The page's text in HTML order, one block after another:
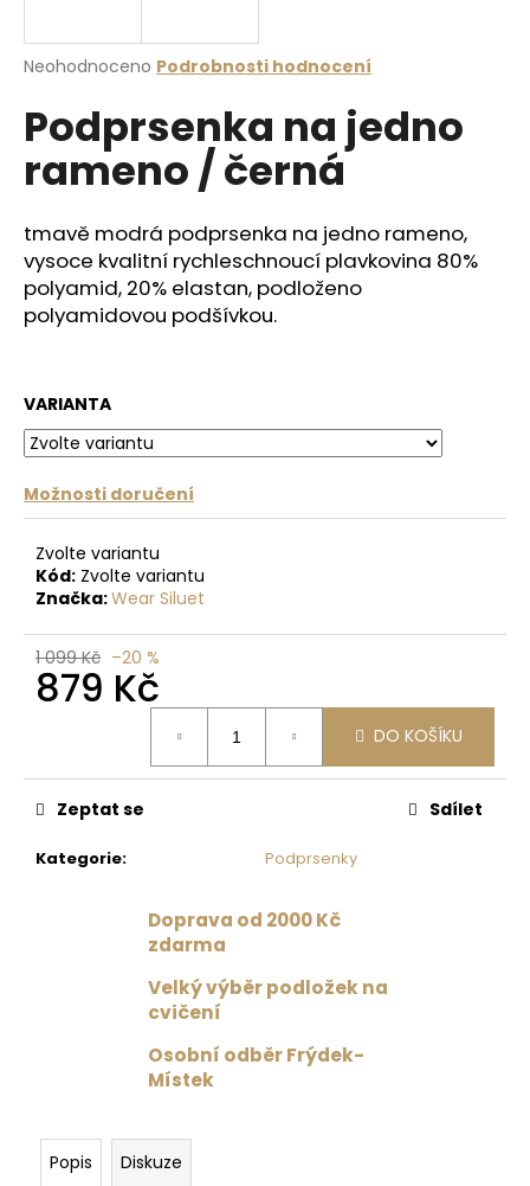
Průměrné
produktu
je
hvězdiček.
Neohodnoceno Podrobnosti hodnocení
Podprsenka na jedno
rameno / černá
tmavě modrá podprsenka na jedno rameno,
vysoce kvalitní rychleschnoucí plavkovina 80%
polyamid, 20% elastan, podloženo
polyamidovou podšívkou.
VARIANTA
Možnosti doručení
Zvolte variantu
Kód: Zvolte variantu
Značka:Wear Siluet
1 099 Kč –20 %
879 Kč
DO KOŠÍKU
Kategorie: Podprsenky
Zeptat se Sdílet
Doprava od 2000 Kč
zdarma
Velký výběr podložek na
cvičení
Osobní odběr Frýdek-
Místek
Popis Diskuze
j
t
?
HLEDAT
o
p
o
r
u
u
e
m
e
SHANGAI
ČERVENÁ
599